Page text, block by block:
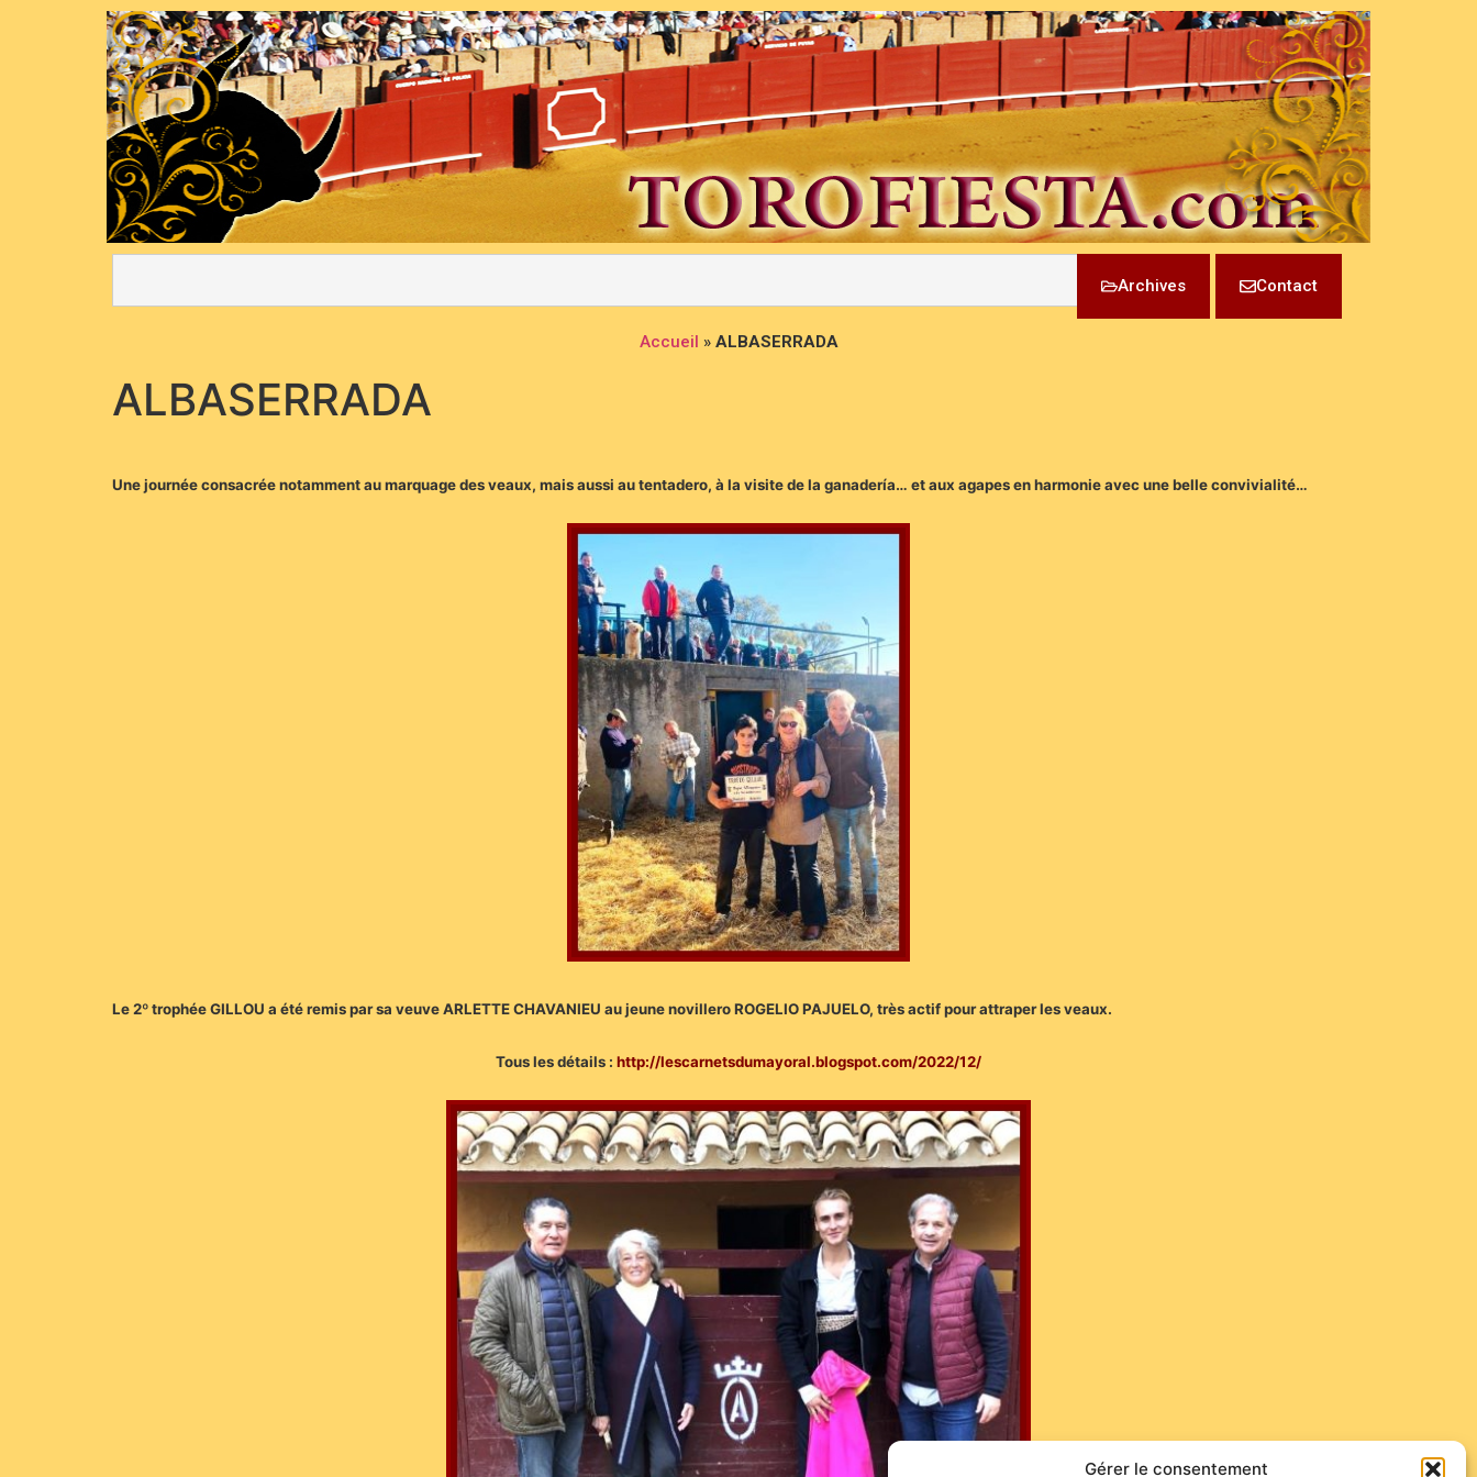
Gérer le consentement
Archives Contact
Accueil » ALBASERRADA
ALBASERRADA
Une journée consacrée notamment au marquage des veaux, mais aussi au tentadero, à la visite de la ganadería… et aux agapes en harmonie avec une belle convivialité…
Le 2º trophée GILLOU a été remis par sa veuve ARLETTE CHAVANIEU au jeune novillero ROGELIO PAJUELO, très actif pour attraper les veaux.
Tous les détails : http://lescarnetsdumayoral.blogspot.com/2022/12/